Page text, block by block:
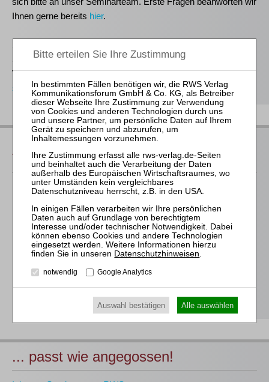
Ihnen gerne bereits hier.
Seminarorganisation
T(0221)-400 88-15
seminar@rws-verlag.de
Das bieten Ihnen unsere
Veranstaltungen
Für alle Endgeräte kompatible und browserbasierte
Individuelle Assistenz bis zur Einwahl und Verbindung mit
unserem Online-Seminar
Hochwertige Unterlagen für die Teilnahme, ideal auch zum
späteren Nachschlagen
Erwerb des anerkanntenRWS-Zertifikats
Teilnahmebescheinigungen gemäßGOI, § 15 FAO und
... passt wie angegossen!
Datenschutzhinweisen
notwendig Google Analytics
Auswahl bestätigen Alle auswählen